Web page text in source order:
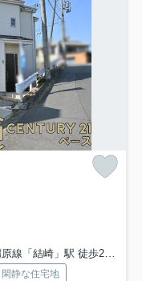
線「結崎」駅 徒歩22分
閑静な住宅地